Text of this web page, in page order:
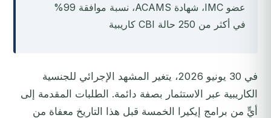
عضو IMC، شهادة ACAMS، نسبة موافقة 99%
في أكثر من 250 حالة CBI كاريبية
في 30 يونيو 2026، يتغير المشهد الإجرائي للجنسية
الكاريبية عبر الاستثمار بصفة دائمة. الطلبات المقدمة إلى
أيٍّ من برامج إيكيرا الخمسة قبل هذا التاريخ معفاة من